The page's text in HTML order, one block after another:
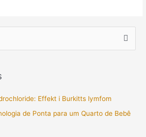
Effekt i Burkitts lymfom
de Ponta para um Quarto de Bebê